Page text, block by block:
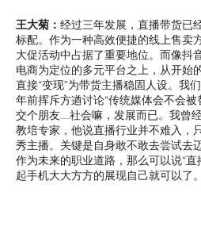
王大菊： 经过三年发展，直播带货已
标配。作为一种高效便捷的线上售卖
大促活动中占据了重要地位。而像抖
电商为定位的多元平台之上，从开始
直接“变现”为带货主播稳固人设。我
年前挥斥方遒讨论“传统媒体会不会
交个朋友……社会嘛，发展而已。我曾
教培专家，他说直播行业并不难入，
秀主播。关键是自身敢不敢去尝试去
作为未来的职业道路，那么可以说“
起手机大大方方的展现自己就可以了